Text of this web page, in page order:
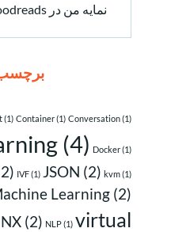
نمایه من در Goodreads
(1) Container(1) Conversation(1)
(4) Docker(1)
IVF(1) JSON (2) kvm(1)
Learning (2)
(2) NLP(1) virtual